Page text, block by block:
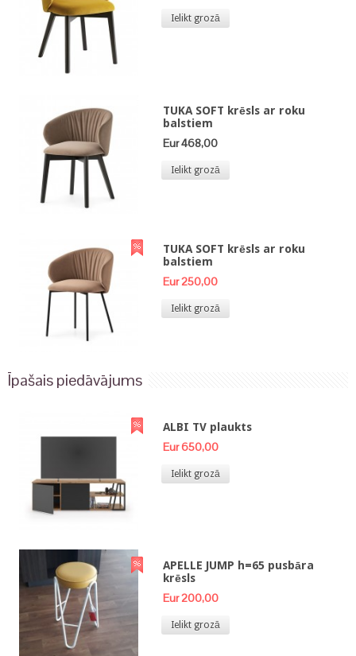
Ielikt grozā
TUKA SOFT krēsls ar roku
balstiem
Eur 468,00
Ielikt grozā
TUKA SOFT krēsls ar roku
balstiem
Eur 250,00
Ielikt grozā
Īpašais piedāvājums
ALBI TV plaukts
Eur 650,00
Ielikt grozā
APELLE JUMP h=65 pusbāra
krēsls
Eur 200,00
Ielikt grozā